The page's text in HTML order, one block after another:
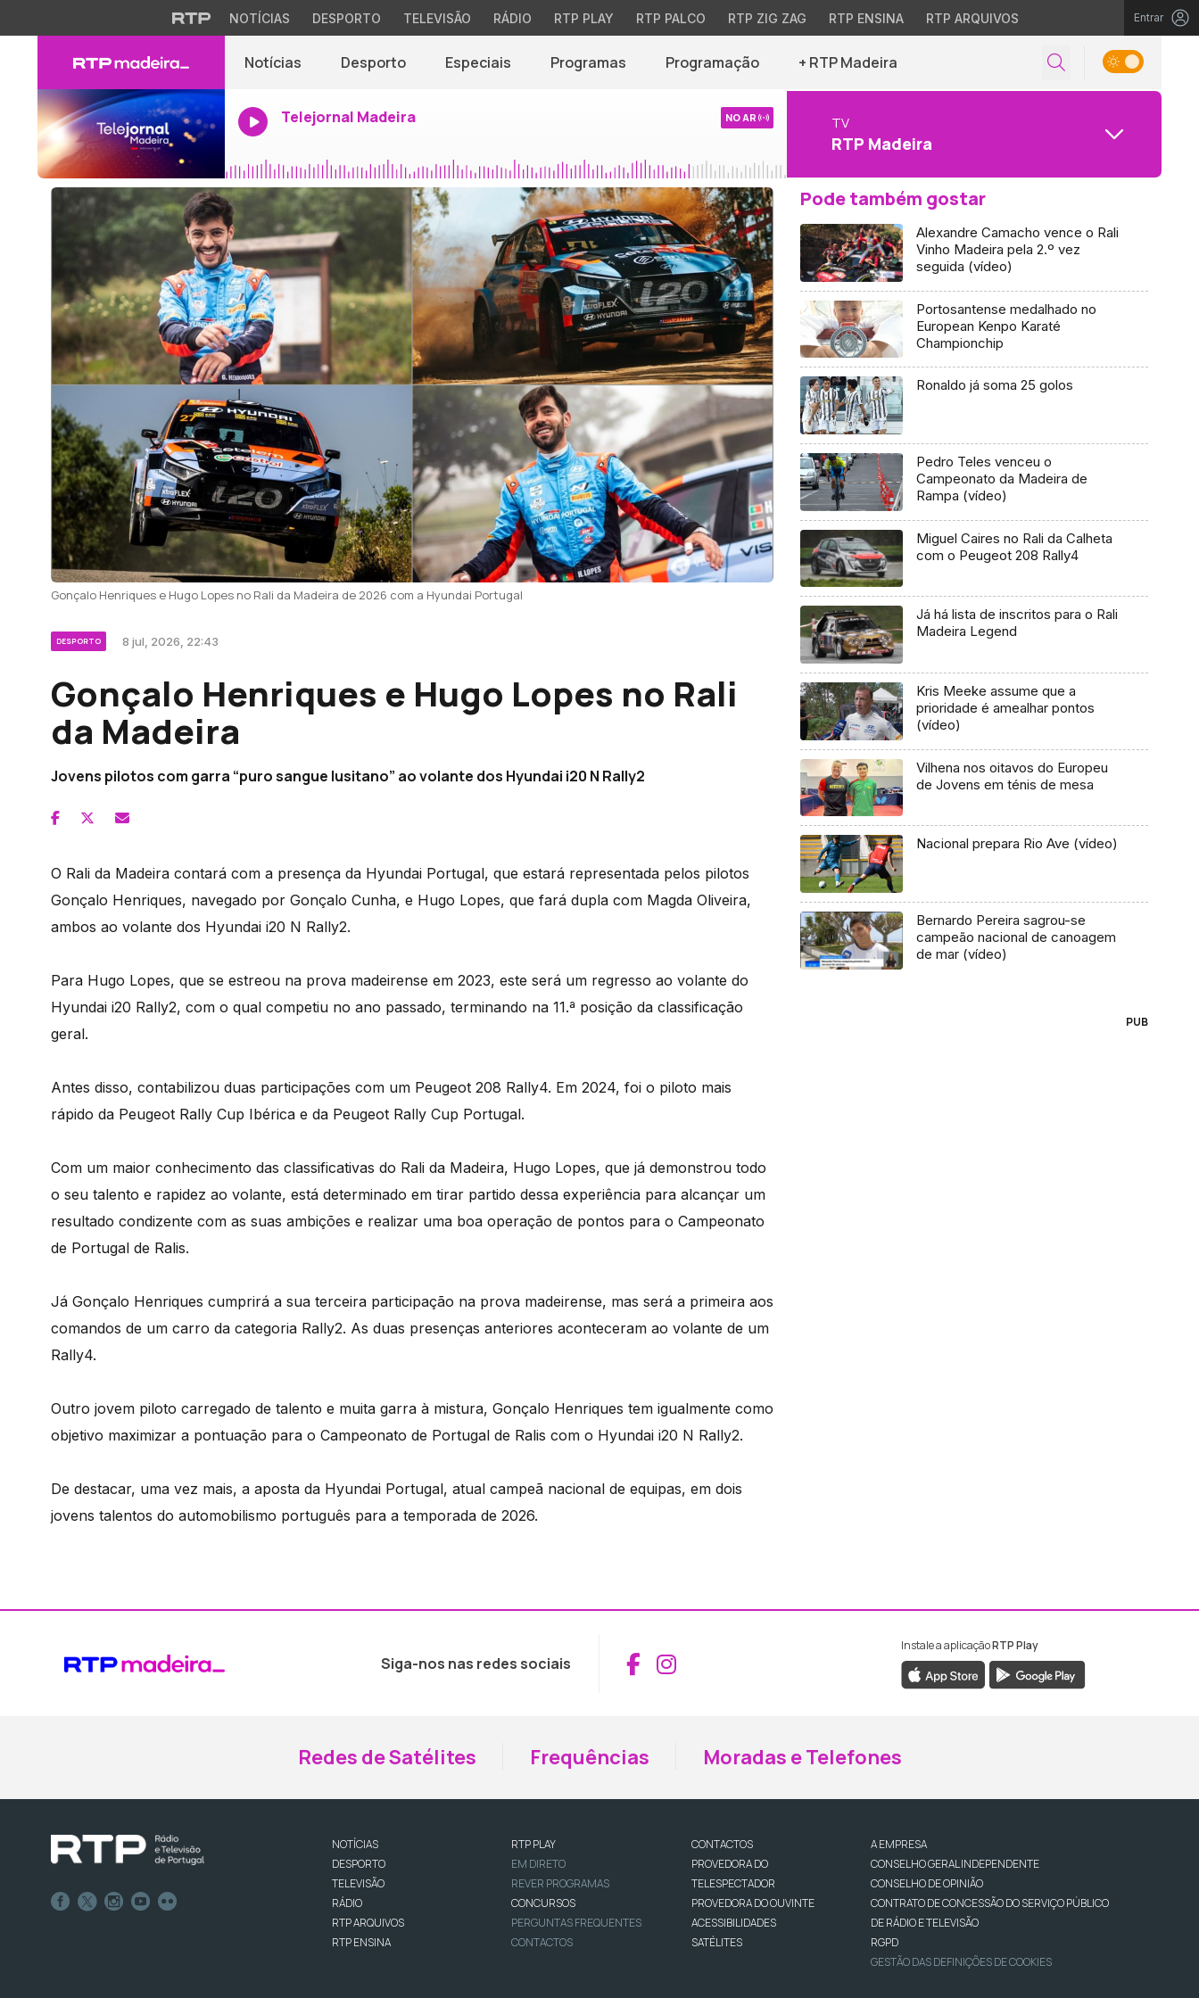
NOTÍCIAS DESPORTO TELEVISÃO RÁDIO RTP PLAY RTP PALCO RTP ZIG ZAG RTP ENSINA RTP ARQUIVOS Entrar
Notícias Desporto Especiais Programas Programação + RTP Madeira
Telejornal Madeira NO AR TV
RTP Madeira
Gonçalo Henriques e Hugo Lopes no Rali da Madeira de 2026 com a Hyundai Portugal
DESPORTO 8 jul, 2026, 22:43
Gonçalo Henriques e Hugo Lopes no Rali
da Madeira
Jovens pilotos com garra “puro sangue lusitano” ao volante dos Hyundai i20 N Rally2
O Rali da Madeira contará com a presença da Hyundai Portugal, que estará representada pelos pilotos
Gonçalo Henriques, navegado por Gonçalo Cunha, e Hugo Lopes, que fará dupla com Magda Oliveira,
ambos ao volante dos Hyundai i20 N Rally2.
Para Hugo Lopes, que se estreou na prova madeirense em 2023, este será um regresso ao volante do
Hyundai i20 Rally2, com o qual competiu no ano passado, terminando na 11.ª posição da classificação
geral.
Antes disso, contabilizou duas participações com um Peugeot 208 Rally4. Em 2024, foi o piloto mais
rápido da Peugeot Rally Cup Ibérica e da Peugeot Rally Cup Portugal.
Com um maior conhecimento das classificativas do Rali da Madeira, Hugo Lopes, que já demonstrou todo
o seu talento e rapidez ao volante, está determinado em tirar partido dessa experiência para alcançar um
resultado condizente com as suas ambições e realizar uma boa operação de pontos para o Campeonato
de Portugal de Ralis.
Já Gonçalo Henriques cumprirá a sua terceira participação na prova madeirense, mas será a primeira aos
comandos de um carro da categoria Rally2. As duas presenças anteriores aconteceram ao volante de um
Rally4.
Outro jovem piloto carregado de talento e muita garra à mistura, Gonçalo Henriques tem igualmente como
objetivo maximizar a pontuação para o Campeonato de Portugal de Ralis com o Hyundai i20 N Rally2.
De destacar, uma vez mais, a aposta da Hyundai Portugal, atual campeã nacional de equipas, em dois
jovens talentos do automobilismo português para a temporada de 2026.
Pode também gostar
Alexandre Camacho vence o Rali
Vinho Madeira pela 2.º vez
seguida (vídeo)
Portosantense medalhado no
European Kenpo Karaté
Championchip
Ronaldo já soma 25 golos
Pedro Teles venceu o
Campeonato da Madeira de
Rampa (vídeo)
Miguel Caires no Rali da Calheta
com o Peugeot 208 Rally4
Já há lista de inscritos para o Rali
Madeira Legend
Kris Meeke assume que a
prioridade é amealhar pontos
(vídeo)
Vilhena nos oitavos do Europeu
de Jovens em ténis de mesa
Nacional prepara Rio Ave (vídeo)
Bernardo Pereira sagrou-se
campeão nacional de canoagem
de mar (vídeo)
PUB
Siga-nos nas redes sociais Aceder ao Facebook da RTP Madeira
Aceder ao Instagram da RTP Madeira
Instale a aplicaçãoRTP Play
Redes de Satélites Frequências Moradas e Telefones
NOTÍCIAS
DESPORTO
TELEVISÃO
RÁDIO
RTP ARQUIVOS
RTP ENSINA
RTP PLAY
EM DIRETO
REVER PROGRAMAS
CONCURSOS
PERGUNTAS FREQUENTES
CONTACTOS
CONTACTOS
PROVEDORA DO
TELESPECTADOR
PROVEDORA DO OUVINTE
ACESSIBILIDADES
SATÉLITES
A EMPRESA
CONSELHO GERAL INDEPENDENTE
CONSELHO DE OPINIÃO
CONTRATO DE CONCESSÃO DO SERVIÇO PÚBLICO
DE RÁDIO E TELEVISÃO
RGPD
GESTÃO DAS DEFINIÇÕES DE COOKIES